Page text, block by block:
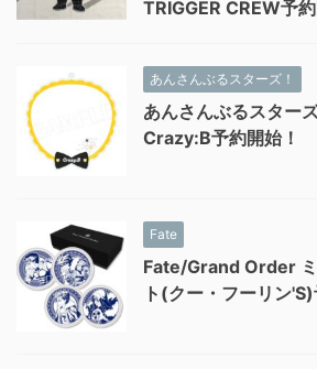
TRIGGER CREW予約
あんさんぶるスターズ！
あんさんぶるスター
Crazy:B予約開始！
Fate
Fate/Grand Order
ト(クー・フーリン'S)